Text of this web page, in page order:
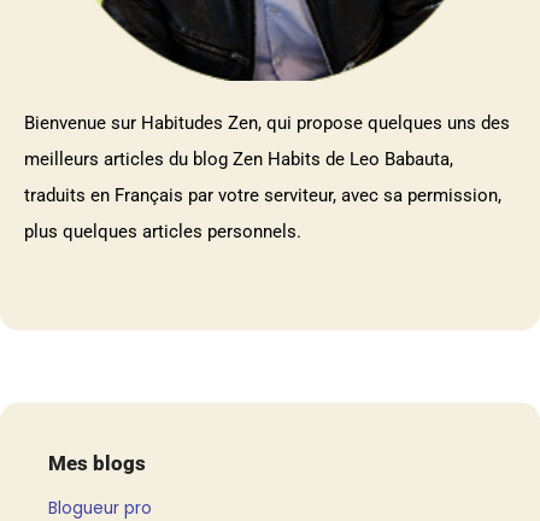
Bienvenue sur Habitudes Zen, qui propose quelques uns des
meilleurs articles du blog Zen Habits de Leo Babauta,
traduits en Français par votre serviteur, avec sa permission,
plus quelques articles personnels.
Mes blogs
Blogueur pro